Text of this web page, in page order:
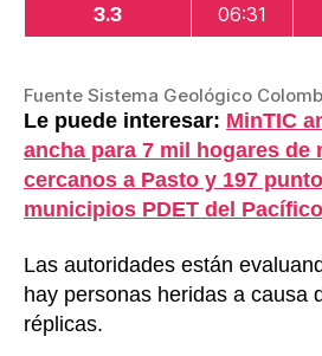
3.3
06:31
Fuente Sistema Geológico
Le puede interesar: MinTIC
ancha para 7 mil hogares de
cercanos a Pasto y 197
municipios PDET del
Las autoridades están
hay personas heridas a causa
réplicas.